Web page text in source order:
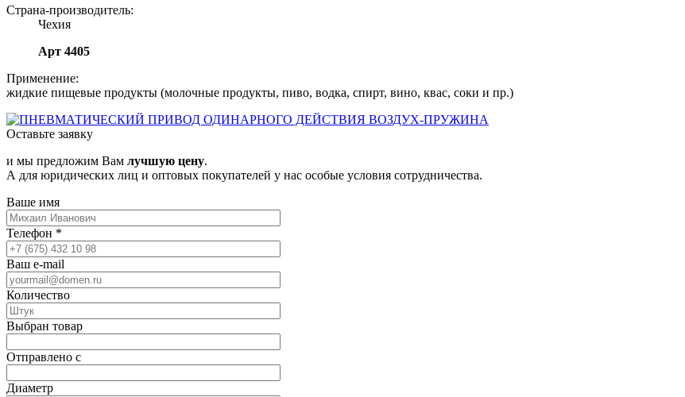
Страна-производитель:
Чехия
Арт 4405
Применение:
жидкие пищевые продукты (молочные продукты, пиво, водка, спирт, вино, квас, соки и пр.)
Оставьте заявку
и мы предложим Вам лучшую цену.
А для юридических лиц и оптовых покупателей у нас особые условия сотрудничества.
Ваше имя
Телефон *
Ваш e-mail
Количество
Выбран товар
Отправлено с
Диаметр